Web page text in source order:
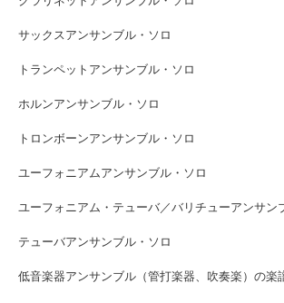
サックスアンサンブル・ソロ
トランペットアンサンブル・ソロ
ホルンアンサンブル・ソロ
トロンボーンアンサンブル・ソロ
ユーフォニアムアンサンブル・ソロ
ユーフォニアム・テューバ／バリチューアンサン
テューバアンサンブル・ソロ
低音楽器アンサンブル（管打楽器、吹奏楽）の楽